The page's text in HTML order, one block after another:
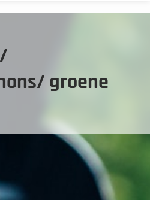
groene